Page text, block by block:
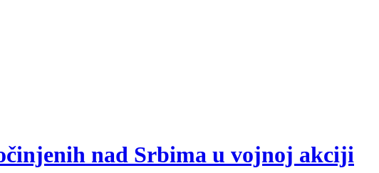
nad Srbima u vojnoj akciji